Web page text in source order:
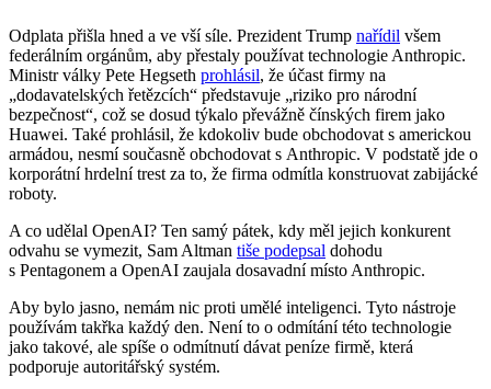
Odplata přišla hned a ve vší síle. Prezident Trump nařídil všem
federálním orgánům, aby přestaly používat technologie Anthropic.
Ministr války Pete Hegseth prohlásil, že účast firmy na
„dodavatelských řetězcích“ představuje „riziko pro národní
bezpečnost“, což se dosud týkalo převážně čínských firem jako
Huawei. Také prohlásil, že kdokoliv bude obchodovat s americkou
armádou, nesmí současně obchodovat s Anthropic. V podstatě jde o
korporátní hrdelní trest za to, že firma odmítla konstruovat zabijácké
roboty.
A co udělal OpenAI? Ten samý pátek, kdy měl jejich konkurent
odvahu se vymezit, Sam Altman tiše podepsal dohodu
s Pentagonem a OpenAI zaujala dosavadní místo Anthropic.
Aby bylo jasno, nemám nic proti umělé inteligenci. Tyto nástroje
používám takřka každý den. Není to o odmítání této technologie
jako takové, ale spíše o odmítnutí dávat peníze firmě, která
podporuje autoritářský systém.